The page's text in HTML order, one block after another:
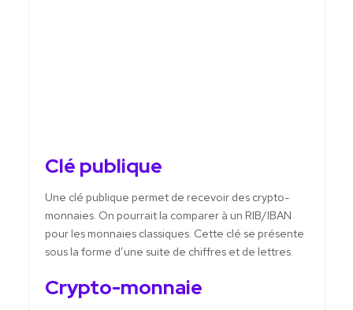
Clé publique
Une clé publique permet de recevoir des crypto-
monnaies. On pourrait la comparer à un RIB/IBAN
pour les monnaies classiques. Cette clé se présente
sous la forme d’une suite de chiffres et de lettres.
Crypto-monnaie